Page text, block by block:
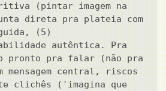
(pintar imagem na
direta pra plateia com
(5)
autêntica. Pra
pronto pra falar (não pra
mensagem central, riscos
clichês ('imagina que